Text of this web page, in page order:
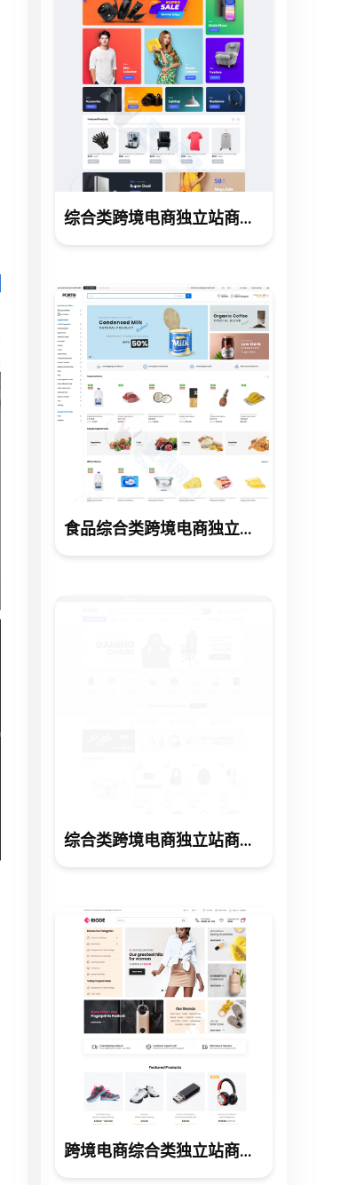
综合类跨境电商独立站商城网站建设制作
食品综合类跨境电商独立站商城网站建设制作
综合类跨境电商独立站商城网站建设制作
跨境电商综合类独立站商城网站建设制作